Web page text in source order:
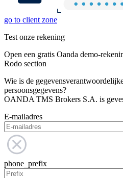
go to client zone
Test onze rekening
Open een gratis Oanda demo-
Rodo section
Wie is de
persoonsgegevens?
OANDA TMS Brokers S.A. is
E-mailadres
phone_prefix